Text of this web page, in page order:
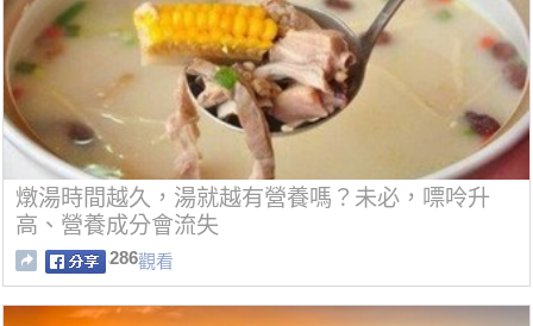
燉湯時間越久，湯就越有營養嗎？未必，嘌呤升
高、營養成分會流失
286觀看